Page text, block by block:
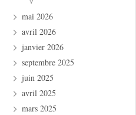
mai 2026
avril 2026
janvier 2026
septembre 2025
juin 2025
avril 2025
mars 2025